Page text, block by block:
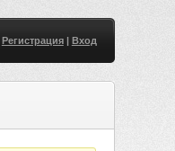
Регистрация| Вход